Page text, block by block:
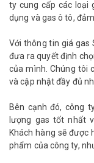
ty cung cấp các loại
dụng và gas ô tô,
Với thông tin giá gas
đưa ra quyết định
của mình. Chúng tôi
và cập nhật đầy đủ
Bên cạnh đó, công
lượng gas tốt nhất
Khách hàng sẽ được
phẩm của công ty,